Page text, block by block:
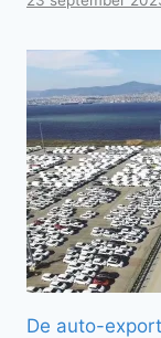
De auto-